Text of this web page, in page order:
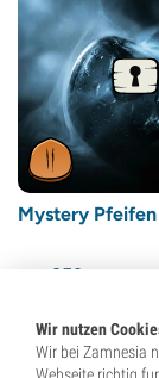
Mystery Pfeifen
250
Wir nutzen
Wir bei Zamnesia